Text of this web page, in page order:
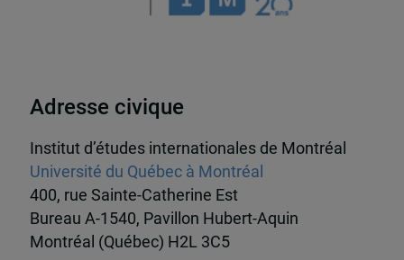
Adresse civique
Institut d’études internationales de Montréal
Université du Québec à Montréal
400, rue Sainte-Catherine Est
Bureau A-1540, Pavillon Hubert-Aquin
Montréal (Québec) H2L 3C5